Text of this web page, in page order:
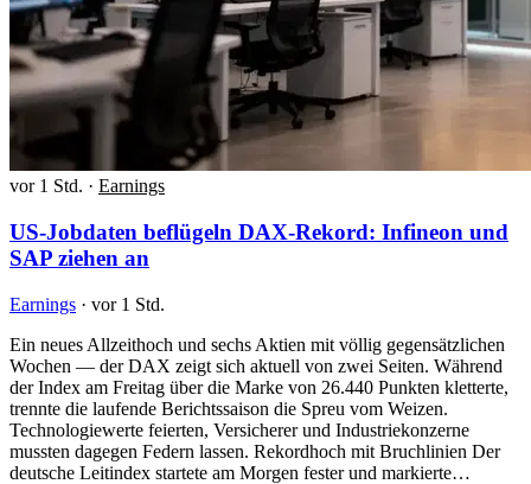
vor 1 Std. · Earnings
US-Jobdaten beflügeln DAX-Rekord: Infineon und
SAP ziehen an
Earnings · vor 1 Std.
Ein neues Allzeithoch und sechs Aktien mit völlig gegensätzlichen
Wochen — der DAX zeigt sich aktuell von zwei Seiten. Während
der Index am Freitag über die Marke von 26.440 Punkten kletterte,
trennte die laufende Berichtssaison die Spreu vom Weizen.
Technologiewerte feierten, Versicherer und Industriekonzerne
mussten dagegen Federn lassen. Rekordhoch mit Bruchlinien Der
deutsche Leitindex startete am Morgen fester und markierte…